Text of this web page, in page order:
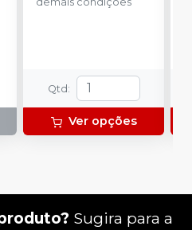
Qtd :
Ver opções
Sugira para a